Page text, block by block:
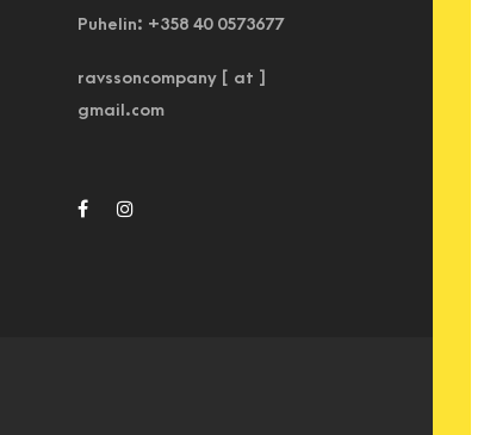
Puhelin: +358 40 0573677
ravssoncompany [ at ]
gmail.com